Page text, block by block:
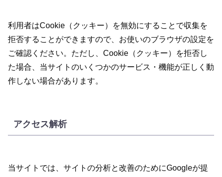
利用者はCookie（クッキー）を無効にすることで収集を
拒否することができますので、お使いのブラウザの設定を
ご確認ください。ただし、Cookie（クッキー）を拒否し
た場合、当サイトのいくつかのサービス・機能が正しく動
作しない場合があります。
アクセス解析
当サイトでは、サイトの分析と改善のためにGoogleが提